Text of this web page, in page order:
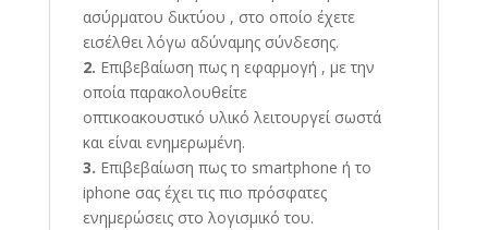
ασύρματου δικτύου , στο οποίο έχετε
εισέλθει λόγω αδύναμης σύνδεσης.
2. Επιβεβαίωση πως η εφαρμογή , με την
οποία παρακολουθείτε
οπτικοακουστικό υλικό λειτουργεί σωστά
και είναι ενημερωμένη.
3. Επιβεβαίωση πως το smartphone ή το
iphone σας έχει τις πιο πρόσφατες
ενημερώσεις στο λογισμικό του.